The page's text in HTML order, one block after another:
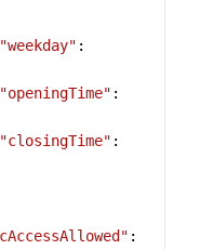
"weekday"
"openingTime"
"closingTime"